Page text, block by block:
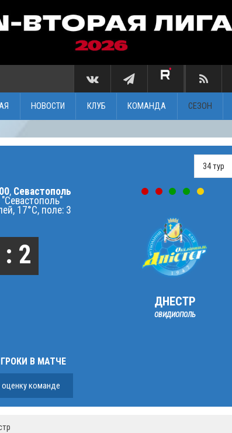
НОВОСТИ КЛУБ КОМАНДА СЕЗОН
, Севастополь
17°C, поле: 3
: 2
ДНЕСТР
ОВИДИОПОЛЬ
В МАТЧЕ
оценку команде